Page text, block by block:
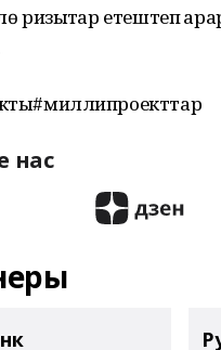
ризыҡтар етештеп
нас